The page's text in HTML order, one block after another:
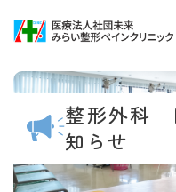
整形外科
知らせ